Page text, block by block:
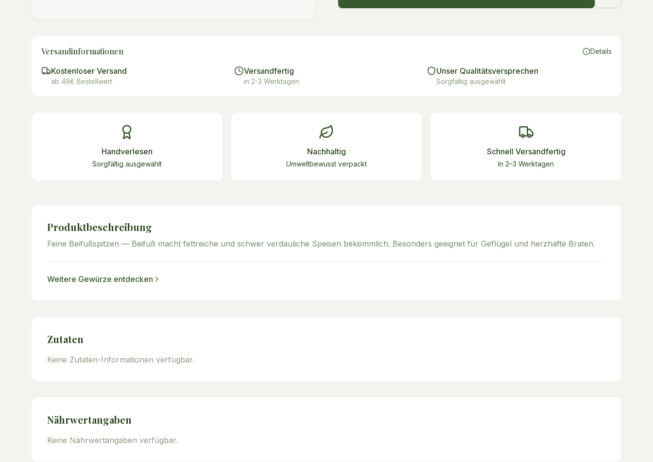
Versandinformationen Details
Kostenloser Versand
ab 49€ Bestellwert
Versandfertig
in 2-3 Werktagen
Unser Qualitätsversprechen
Sorgfältig ausgewählt
Handverlesen
Sorgfältig ausgewählt
Nachhaltig
Umweltbewusst verpackt
Schnell Versandfertig
In 2–3 Werktagen
Produktbeschreibung
Feine Beifußspitzen — Beifuß macht fettreiche und schwer verdauliche Speisen bekömmlich. Besonders geeignet für Geflügel und herzhafte Braten.
Weitere Gewürze entdecken
Zutaten
Keine Zutaten-Informationen verfügbar.
Nährwertangaben
Keine Nährwertangaben verfügbar.